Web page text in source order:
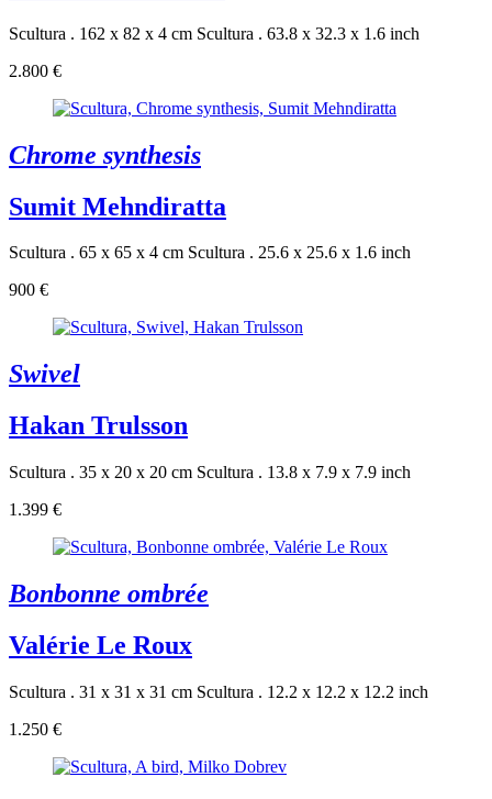
Scultura . 162 x 82 x 4 cm Scultura . 63.8 x 32.3 x 1.6 inch
2.800 €
Chrome synthesis
Sumit Mehndiratta
Scultura . 65 x 65 x 4 cm Scultura . 25.6 x 25.6 x 1.6 inch
900 €
Swivel
Hakan Trulsson
Scultura . 35 x 20 x 20 cm Scultura . 13.8 x 7.9 x 7.9 inch
1.399 €
Bonbonne ombrée
Valérie Le Roux
Scultura . 31 x 31 x 31 cm Scultura . 12.2 x 12.2 x 12.2 inch
1.250 €